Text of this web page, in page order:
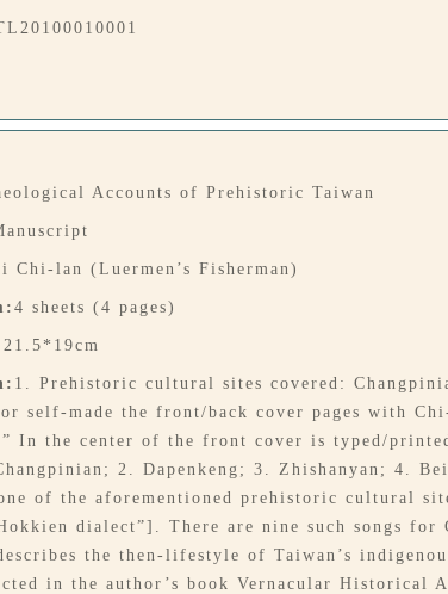
Accounts of Prehistoric Taiwan
Chi-lan (Luermen’s Fisherman)
4 sheets (4 pages)
21.5*19cm
1. Prehistoric cultural sites covered:
self-made the front/back cover pages with
In the center of the front cover is typed/
2. Dapenkeng; 3. Zhishanyan; 4.
of the aforementioned prehistoric cultural
dialect”]. There are nine such songs
the then-lifestyle of Taiwan’s
in the author’s book Vernacular Historical